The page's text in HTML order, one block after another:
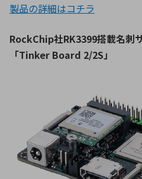
製品の詳細はコチラ
RockChip社RK3399搭載名刺
「Tinker Board 2/2S」